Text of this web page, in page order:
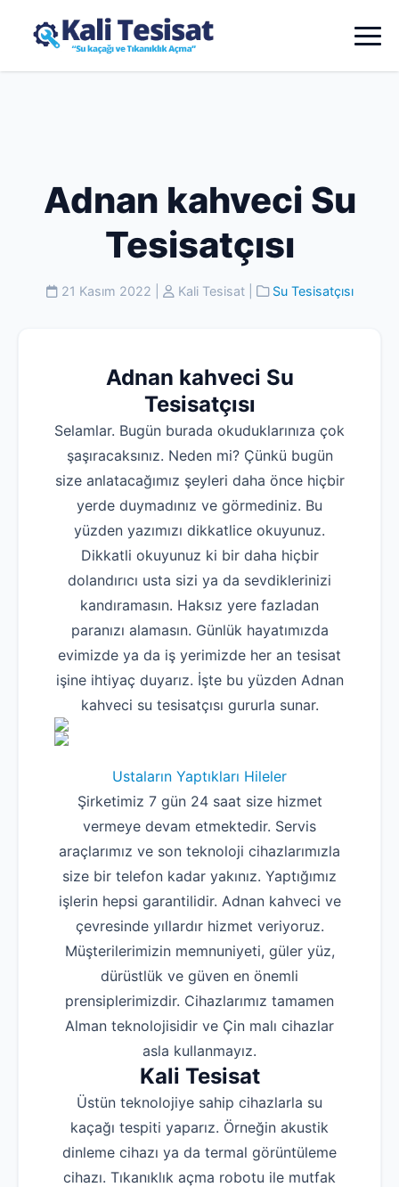
Adnan kahveci Su
Tesisatçısı
21 Kasım 2022 Kali Tesisat| Su Tesisatçısı
Adnan kahveci Su
Tesisatçısı
Selamlar. Bugün burada okuduklarınıza çok
şaşıracaksınız. Neden mi? Çünkü bugün
size anlatacağımız şeyleri daha önce hiçbir
yerde duymadınız ve görmediniz. Bu
yüzden yazımızı dikkatlice okuyunuz.
Dikkatli okuyunuz ki bir daha hiçbir
dolandırıcı usta sizi ya da sevdiklerinizi
kandıramasın. Haksız yere fazladan
paranızı alamasın. Günlük hayatımızda
evimizde ya da iş yerimizde her an tesisat
işine ihtiyaç duyarız. İşte bu yüzden Adnan
kahveci su tesisatçısı gururla sunar.
Ustaların Yaptıkları Hileler
Şirketimiz 7 gün 24 saat size hizmet
vermeye devam etmektedir. Servis
araçlarımız ve son teknoloji cihazlarımızla
size bir telefon kadar yakınız. Yaptığımız
işlerin hepsi garantilidir. Adnan kahveci ve
çevresinde yıllardır hizmet veriyoruz.
Müşterilerimizin memnuniyeti, güler yüz,
dürüstlük ve güven en önemli
prensiplerimizdir. Cihazlarımız tamamen
Alman teknolojisidir ve Çin malı cihazlar
asla kullanmayız.
Kali Tesisat
Üstün teknolojiye sahip cihazlarla su
kaçağı tespiti yaparız. Örneğin akustik
dinleme cihazı ya da termal görüntüleme
cihazı. Tıkanıklık açma robotu ile mutfak